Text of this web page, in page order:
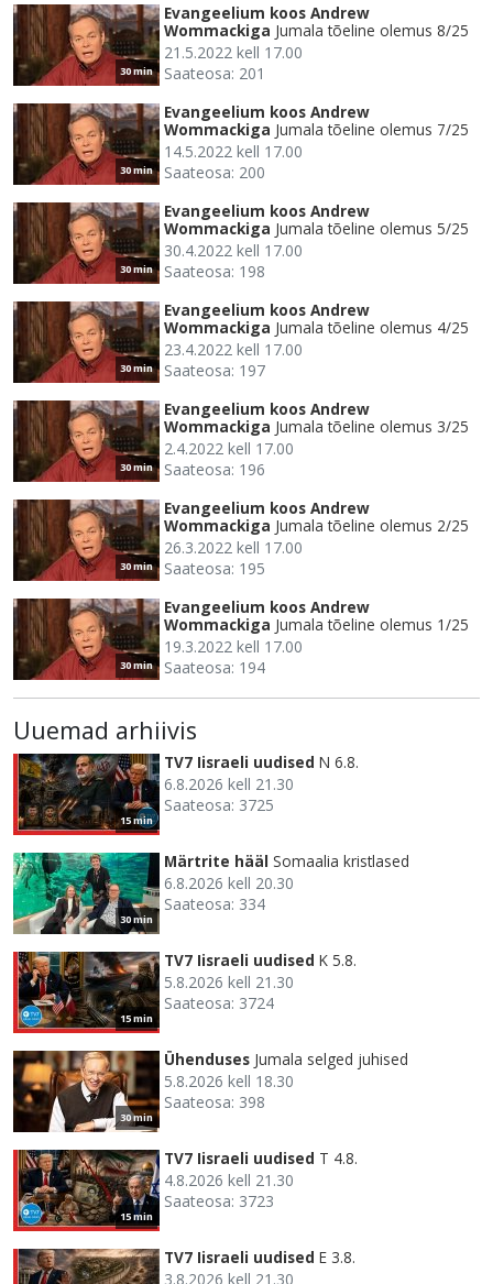
30 min
Evangeelium koos Andrew
Wommackiga Jumala tõeline olemus 8/25
21.5.2022 kell 17.00
Saateosa: 201
30 min
Evangeelium koos Andrew
Wommackiga Jumala tõeline olemus 7/25
14.5.2022 kell 17.00
Saateosa: 200
30 min
Evangeelium koos Andrew
Wommackiga Jumala tõeline olemus 5/25
30.4.2022 kell 17.00
Saateosa: 198
30 min
Evangeelium koos Andrew
Wommackiga Jumala tõeline olemus 4/25
23.4.2022 kell 17.00
Saateosa: 197
30 min
Evangeelium koos Andrew
Wommackiga Jumala tõeline olemus 3/25
2.4.2022 kell 17.00
Saateosa: 196
30 min
Evangeelium koos Andrew
Wommackiga Jumala tõeline olemus 2/25
26.3.2022 kell 17.00
Saateosa: 195
30 min
Evangeelium koos Andrew
Wommackiga Jumala tõeline olemus 1/25
19.3.2022 kell 17.00
Saateosa: 194
Uuemad arhiivis
15 min
TV7 Iisraeli uudised N 6.8.
6.8.2026 kell 21.30
Saateosa: 3725
30 min
Märtrite hääl Somaalia kristlased
6.8.2026 kell 20.30
Saateosa: 334
15 min
TV7 Iisraeli uudised K 5.8.
5.8.2026 kell 21.30
Saateosa: 3724
30 min
Ühenduses Jumala selged juhised
5.8.2026 kell 18.30
Saateosa: 398
15 min
TV7 Iisraeli uudised T 4.8.
4.8.2026 kell 21.30
Saateosa: 3723
TV7 Iisraeli uudised E 3.8.
3.8.2026 kell 21.30